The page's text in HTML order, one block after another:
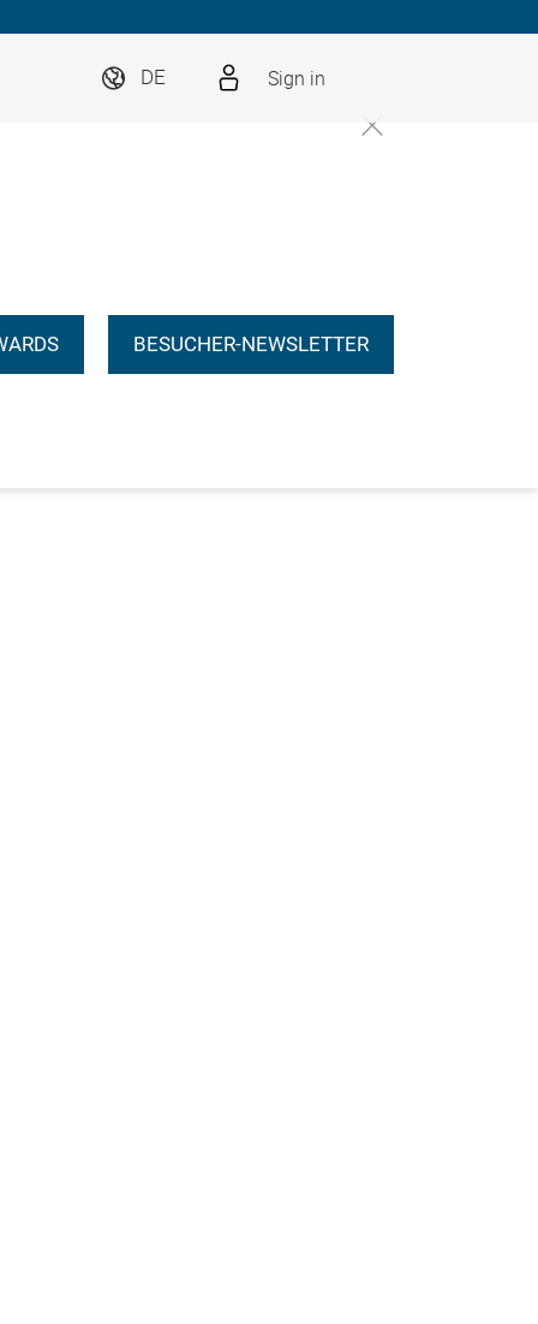
DE Sign in
BESUCHER-NEWSLETTER